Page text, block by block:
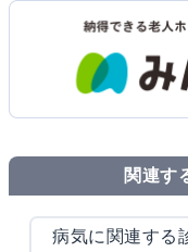
関連す
病気に関連する